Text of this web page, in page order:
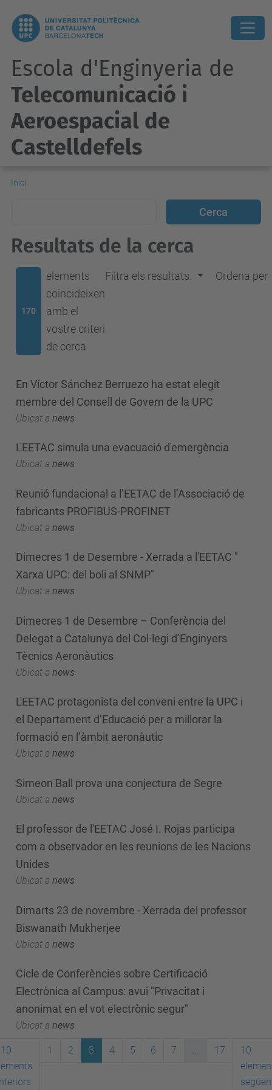
Escola d'Enginyeria de
Telecomunicació i
Aeroespacial de
Castelldefels
Inici
Resultats de la cerca
170
elements
coincideixen
amb el
vostre criteri
de cerca
Filtra els resultats. Ordena per
En Víctor Sánchez Berruezo ha estat elegit
membre del Consell de Govern de la UPC
Ubicat a news
L'EETAC simula una evacuació d'emergència
Ubicat a news
Reunió fundacional a l’EETAC de l’Associació de
fabricants PROFIBUS-PROFINET
Ubicat a news
Dimecres 1 de Desembre - Xerrada a l'EETAC "
Xarxa UPC: del boli al SNMP"
Ubicat a news
Dimecres 1 de Desembre – Conferència del
Delegat a Catalunya del Col·legi d’Enginyers
Tècnics Aeronàutics
Ubicat a news
L'EETAC protagonista del conveni entre la UPC i
el Departament d’Educació per a millorar la
formació en l’àmbit aeronàutic
Ubicat a news
Simeon Ball prova una conjectura de Segre
Ubicat a news
El professor de l'EETAC José I. Rojas participa
com a observador en les reunions de les Nacions
Unides
Ubicat a news
Dimarts 23 de novembre - Xerrada del professor
Biswanath Mukherjee
Ubicat a news
Cicle de Conferències sobre Certificació
Electrònica al Campus: avui "Privacitat i
anonimat en el vot electrònic segur"
Ubicat a news
10
1 2 3 4 5 6 7 ... 17
10